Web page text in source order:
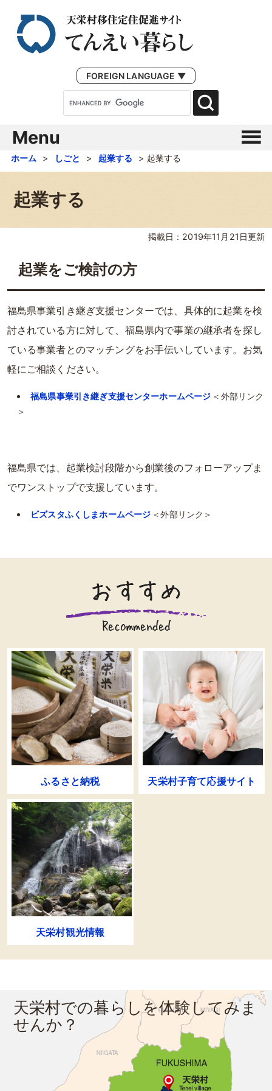
FOREIGN LANGUAGE ▼
Menu
ホーム > しごと > 起業する > 起業する
起業する
掲載日：2019年11月21日更新
起業をご検討の方
福島県事業引き継ぎ支援センターでは、具体的に起業を検
討されている方に対して、福島県内で事業の継承者を探し
ている事業者とのマッチングをお手伝いしています。お気
軽にご相談ください。
福島県事業引き継ぎ支援センターホームページ ＜外部リンク
＞
福島県では、起業検討段階から創業後のフォローアップま
でワンストップで支援しています。
ビズスタふくしまホームページ ＜外部リンク＞
ふるさと納税 天栄村子育て応援サイト
天栄村観光情報
天栄村での暮らしを体験してみま
せんか？